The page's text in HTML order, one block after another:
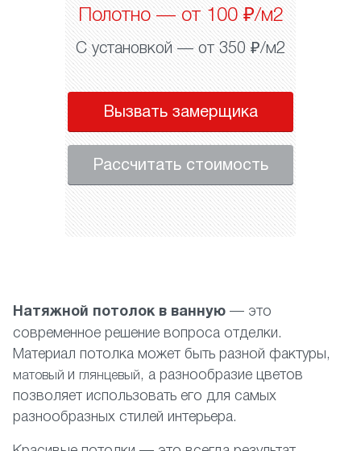
Полотно — от 100 ₽/м2
С установкой — от 350 ₽/м2
Вызвать замерщика
Рассчитать стоимость
Натяжной потолок в ванную — это
современное решение вопроса отделки.
Материал потолка может быть разной фактуры,
матовый и глянцевый , а разнообразие цветов
позволяет использовать его для самых
разнообразных стилей интерьера.